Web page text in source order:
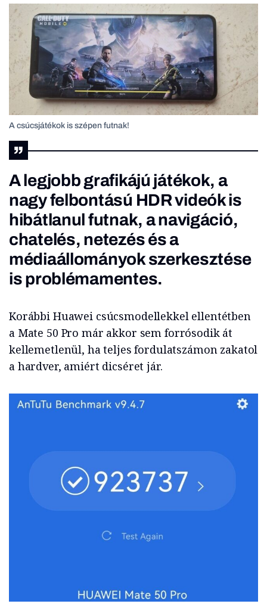
A csúcsjátékok is szépen futnak!
A legjobb grafikájú játékok, a
nagy felbontású HDR videók is
hibátlanul futnak, a navigáció,
chatelés, netezés és a
médiaállományok szerkesztése
is problémamentes.
Korábbi Huawei csúcsmodellekkel ellentétben
a Mate 50 Pro már akkor sem forrósodik át
kellemetlenül, ha teljes fordulatszámon zakatol
a hardver, amiért dicséret jár.